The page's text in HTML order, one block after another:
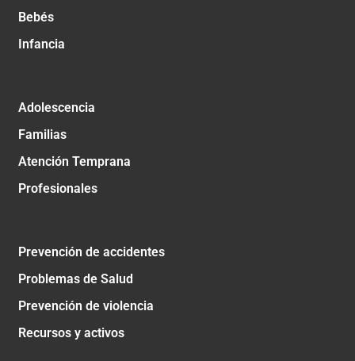
Bebés
Infancia
Adolescencia
Familias
Atención Temprana
Profesionales
Prevención de accidentes
Problemas de Salud
Prevención de violencia
Recursos y activos